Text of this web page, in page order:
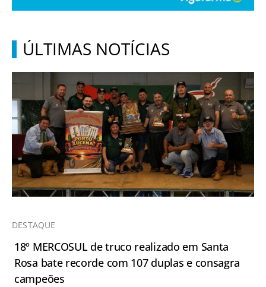
ÚLTIMAS NOTÍCIAS
DESTAQUE
18º MERCOSUL de truco realizado em Santa
Rosa bate recorde com 107 duplas e consagra
campeões